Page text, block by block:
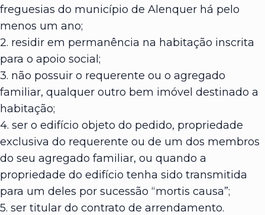
freguesias do município de Alenquer há pelo
menos um ano;
2. residir em permanência na habitação inscrita
para o apoio social;
3. não possuir o requerente ou o agregado
familiar, qualquer outro bem imóvel destinado a
habitação;
4. ser o edifício objeto do pedido, propriedade
exclusiva do requerente ou de um dos membros
do seu agregado familiar, ou quando a
propriedade do edifício tenha sido transmitida
para um deles por sucessão “mortis causa”;
5. ser titular do contrato de arrendamento.